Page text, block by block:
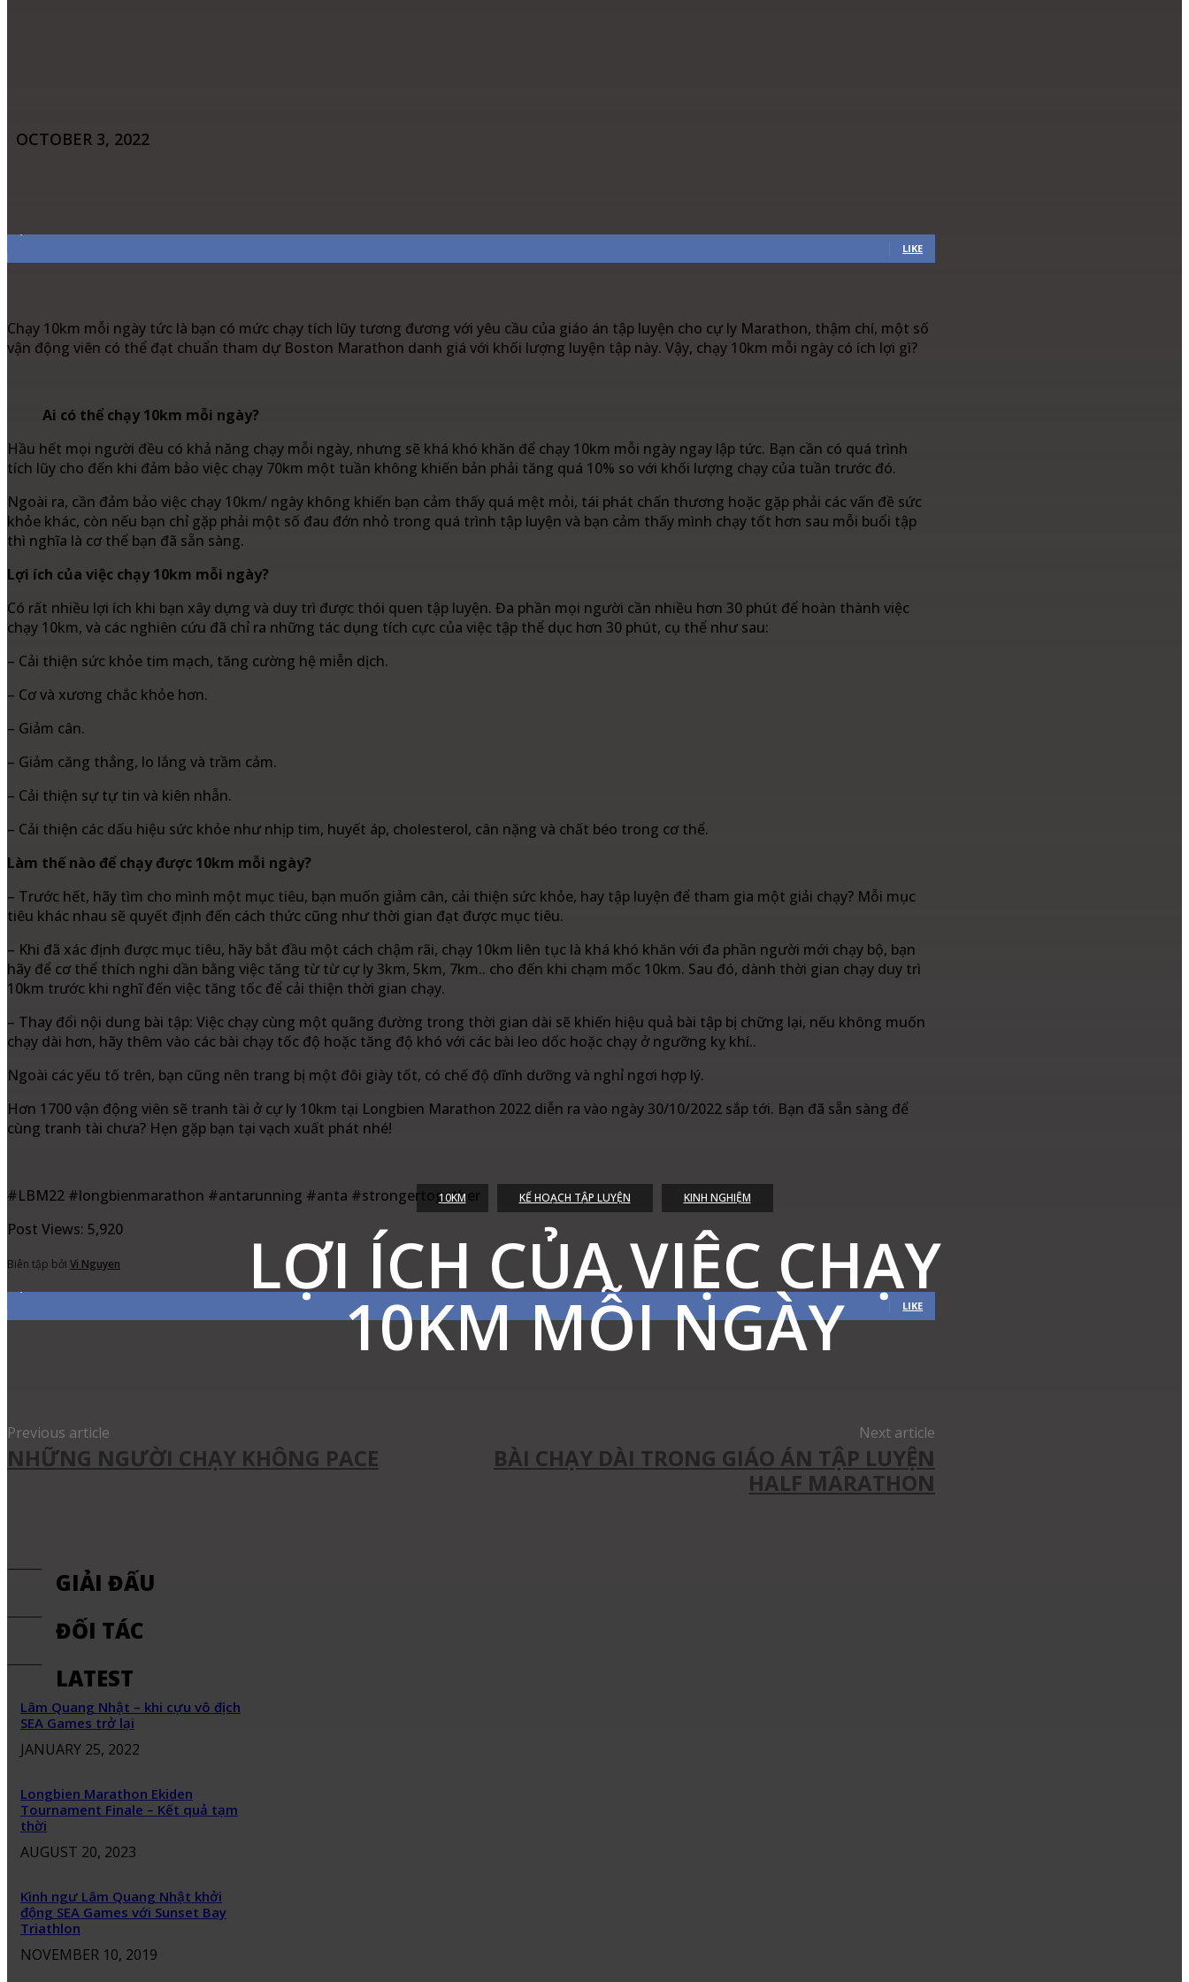
10KM KẾ HOẠCH TẬP LUYỆN KINH NGHIỆM
LỢI ÍCH CỦA VIỆC CHẠY
10KM MỖI NGÀY
OCTOBER 3, 2022
LIKE
Chạy 10km mỗi ngày tức là bạn có mức chạy tích lũy tương đương với yêu cầu của giáo án tập luyện cho cự ly Marathon, thậm chí, một số
vận động viên có thể đạt chuẩn tham dự Boston Marathon danh giá với khối lượng luyện tập này. Vậy, chạy 10km mỗi ngày có ích lợi gì?
Ai có thể chạy 10km mỗi ngày?
Hầu hết mọi người đều có khả năng chạy mỗi ngày, nhưng sẽ khá khó khăn để chạy 10km mỗi ngày ngay lập tức. Bạn cần có quá trình
tích lũy cho đến khi đảm bảo việc chạy 70km một tuần không khiến bản phải tăng quá 10% so với khối lượng chạy của tuần trước đó.
Ngoài ra, cần đảm bảo việc chạy 10km/ ngày không khiến bạn cảm thấy quá mệt mỏi, tái phát chấn thương hoặc gặp phải các vấn đề sức
khỏe khác, còn nếu bạn chỉ gặp phải một số đau đớn nhỏ trong quá trình tập luyện và bạn cảm thấy mình chạy tốt hơn sau mỗi buổi tập
thì nghĩa là cơ thể bạn đã sẵn sàng.
Lợi ích của việc chạy 10km mỗi ngày?
Có rất nhiều lợi ích khi bạn xây dựng và duy trì được thói quen tập luyện. Đa phần mọi người cần nhiều hơn 30 phút để hoàn thành việc
chạy 10km, và các nghiên cứu đã chỉ ra những tác dụng tích cực của việc tập thể dục hơn 30 phút, cụ thể như sau:
– Cải thiện sức khỏe tim mạch, tăng cường hệ miễn dịch.
– Cơ và xương chắc khỏe hơn.
– Giảm cân.
– Giảm căng thẳng, lo lắng và trầm cảm.
– Cải thiện sự tự tin và kiên nhẫn.
– Cải thiện các dấu hiệu sức khỏe như nhịp tim, huyết áp, cholesterol, cân nặng và chất béo trong cơ thể.
Làm thế nào để chạy được 10km mỗi ngày?
– Trước hết, hãy tìm cho mình một mục tiêu, bạn muốn giảm cân, cải thiện sức khỏe, hay tập luyện để tham gia một giải chạy? Mỗi mục
tiêu khác nhau sẽ quyết định đến cách thức cũng như thời gian đạt được mục tiêu.
– Khi đã xác định được mục tiêu, hãy bắt đầu một cách chậm rãi, chạy 10km liên tục là khá khó khăn với đa phần người mới chạy bộ, bạn
hãy để cơ thể thích nghi dần bằng việc tăng từ từ cự ly 3km, 5km, 7km.. cho đến khi chạm mốc 10km. Sau đó, dành thời gian chạy duy trì
10km trước khi nghĩ đến việc tăng tốc để cải thiện thời gian chạy.
– Thay đổi nội dung bài tập: Việc chạy cùng một quãng đường trong thời gian dài sẽ khiến hiệu quả bài tập bị chững lại, nếu không muốn
chạy dài hơn, hãy thêm vào các bài chạy tốc độ hoặc tăng độ khó với các bài leo dốc hoặc chạy ở ngưỡng kỵ khí..
Ngoài các yếu tố trên, bạn cũng nên trang bị một đôi giày tốt, có chế độ dĩnh dưỡng và nghỉ ngơi hợp lý.
Hơn 1700 vận động viên sẽ tranh tài ở cự ly 10km tại Longbien Marathon 2022 diễn ra vào ngày 30/10/2022 sắp tới. Bạn đã sẵn sàng để
cùng tranh tài chưa? Hẹn gặp bạn tại vạch xuất phát nhé!
#LBM22 #longbienmarathon #antarunning #anta #strongertogether
Post Views: 5,920
Biên tập bởi Vi Nguyen
LIKE
Previous article
NHỮNG NGƯỜI CHẠY KHÔNG PACE
Next article
BÀI CHẠY DÀI TRONG GIÁO ÁN TẬP LUYỆN
HALF MARATHON
GIẢI ĐẤU
ĐỐI TÁC
LATEST
Lâm Quang Nhật – khi cựu vô địch
SEA Games trở lại
JANUARY 25, 2022
Longbien Marathon Ekiden
Tournament Finale – Kết quả tạm
thời
AUGUST 20, 2023
Kình ngư Lâm Quang Nhật khởi
động SEA Games với Sunset Bay
Triathlon
NOVEMBER 10, 2019